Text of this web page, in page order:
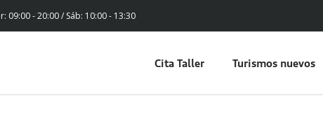
09:00 - 20:00 / Sáb: 10:00 - 13:30
Cita Taller Turismos nuevos